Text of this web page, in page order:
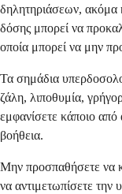
δηλητηριάσεων, ακόμα
δόσης μπορεί να
οποία μπορεί να μην
Τα σημάδια
ζάλη, λιποθυμία,
εμφανίσετε κάποιο
βοήθεια.
Μην προσπαθήσετε να
να αντιμετωπίσετε την